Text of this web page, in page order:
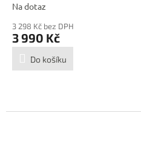
Na dotaz
3 298 Kč bez DPH
3 990 Kč
Do košíku